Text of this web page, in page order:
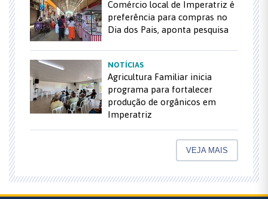
Comércio local de Imperatriz é
preferência para compras no
Dia dos Pais, aponta pesquisa
NOTÍCIAS
Agricultura Familiar inicia
programa para fortalecer
produção de orgânicos em
Imperatriz
VEJA MAIS